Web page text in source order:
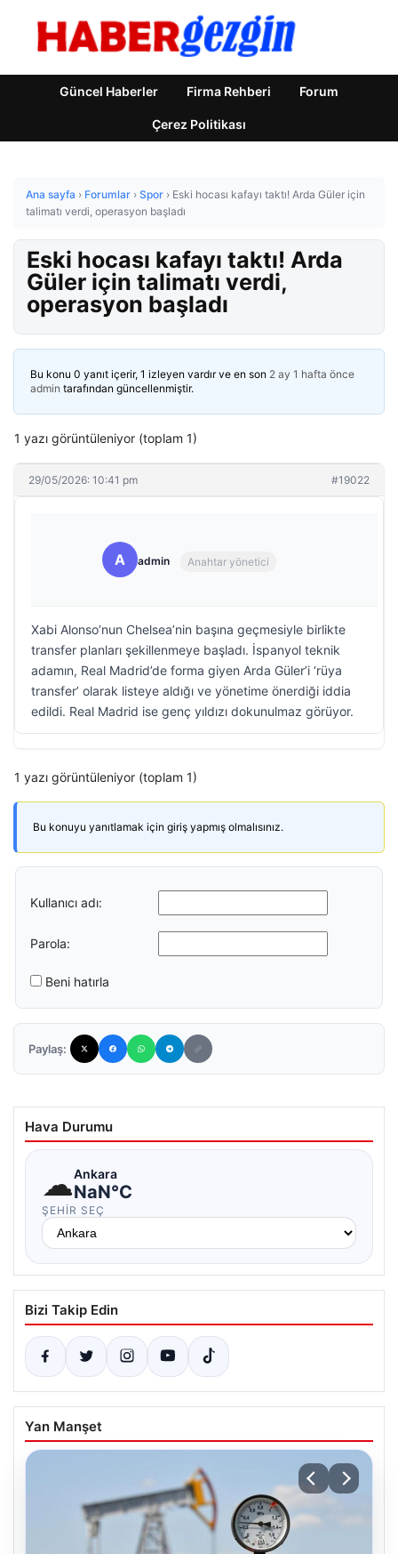
Güncel Haberler Firma Rehberi Forum
Çerez Politikası
Ana sayfa › Forumlar › Spor › Eski hocası kafayı taktı! Arda Güler için
talimatı verdi, operasyon başladı
Eski hocası kafayı taktı! Arda
Güler için talimatı verdi,
operasyon başladı
Bu konu 0 yanıt içerir, 1 izleyen vardır ve en son 2 ay 1 hafta önce
admin tarafından güncellenmiştir.
1 yazı görüntüleniyor (toplam 1)
29/05/2026: 10:41 pm #19022
A admin Anahtar yönetici
Xabi Alonso’nun Chelsea’nin başına geçmesiyle birlikte
transfer planları şekillenmeye başladı. İspanyol teknik
adamın, Real Madrid’de forma giyen Arda Güler’i ‘rüya
transfer’ olarak listeye aldığı ve yönetime önerdiği iddia
edildi. Real Madrid ise genç yıldızı dokunulmaz görüyor.
1 yazı görüntüleniyor (toplam 1)
Bu konuyu yanıtlamak için giriş yapmış olmalısınız.
Kullanıcı adı:
Parola:
Beni hatırla
Paylaş:
Hava Durumu
☁Ankara
NaN°C
ŞEHIR SEÇ
Bizi Takip Edin
Yan Manşet